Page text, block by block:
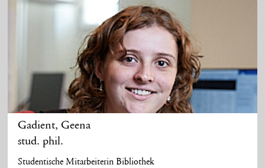
Gadient, Geena
stud. phil.
Studentische Mitarbeiterin Bibliothek